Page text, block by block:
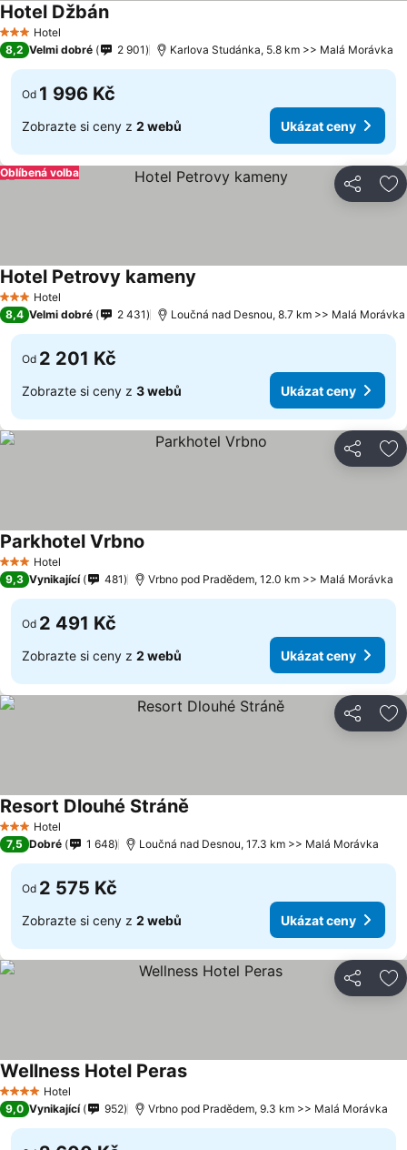
3 Počet hvězdiček
Hotel
Hotel Džbán
8,2 Velmi dobré 2 901 Karlova Studánka, 5.8 km >> Malá Morávka
Od 1 996 Kč
Zobrazte si ceny z 2 webů Ukázat ceny
Sdílet
Oblíbená volba
3 Počet hvězdiček
Hotel
Hotel Petrovy kameny
8,4 Velmi dobré 2 431 Loučná nad Desnou, 8.7 km >> Malá Morávka
Od 2 201 Kč
Zobrazte si ceny z 3 webů Ukázat ceny
Sdílet
3 Počet hvězdiček
Hotel
Parkhotel Vrbno
9,3 Vynikající 481 Vrbno pod Pradědem, 12.0 km >> Malá Morávka
Od 2 491 Kč
Zobrazte si ceny z 2 webů Ukázat ceny
Sdílet
3 Počet hvězdiček
Hotel
Resort Dlouhé Stráně
7,5 Dobré 1 648 Loučná nad Desnou, 17.3 km >> Malá Morávka
Od 2 575 Kč
Zobrazte si ceny z 2 webů Ukázat ceny
Sdílet
4 Počet hvězdiček
Hotel
Wellness Hotel Peras
9,0 Vynikající 952 Vrbno pod Pradědem, 9.3 km >> Malá Morávka